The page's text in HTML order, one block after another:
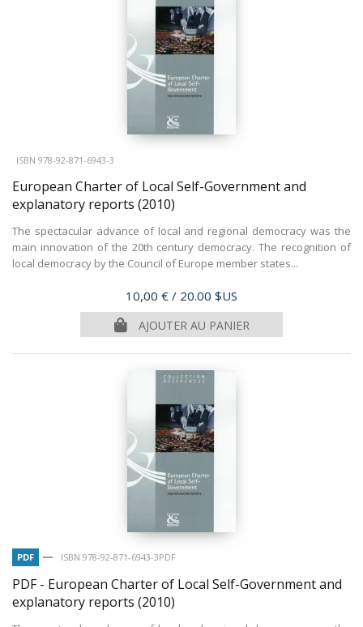
ISBN 978-92-871-6943-3
European Charter of Local Self-Government and
explanatory reports (2010)
The spectacular advance of local and regional democracy was the
main innovation of the 20th century democracy. The recognition of
local democracy by the Council of Europe member states...
Prix
10,00 € / 20.00 $US
AJOUTER AU PANIER
PDF ISBN 978-92-871-6943-3PDF
PDF - European Charter of Local Self-Government and
explanatory reports (2010)